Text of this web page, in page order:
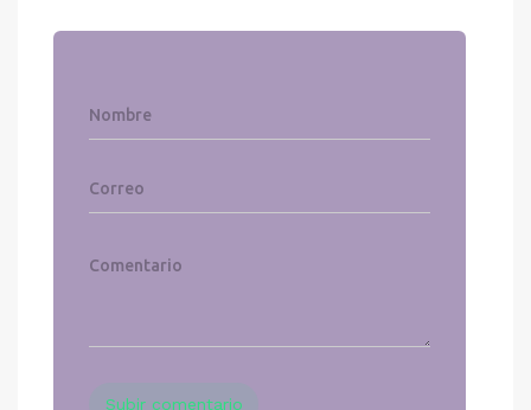
Subir comentario